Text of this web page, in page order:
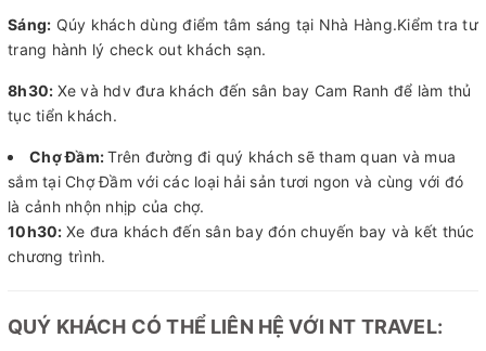
Sáng: Qúy khách dùng điểm tâm sáng tại Nhà Hàng.Kiểm tra tư
trang hành lý check out khách sạn.
8h30: Xe và hdv đưa khách đến sân bay Cam Ranh để làm thủ
tục tiển khách.
Chợ Đầm:Trên đường đi quý khách sẽ tham quan và mua
sắm tại Chợ Đầm với các loại hải sản tươi ngon và cùng với đó
là cảnh nhộn nhịp của chợ.
10h30: Xe đưa khách đến sân bay đón chuyến bay và kết thúc
chương trình.
QUÝ KHÁCH CÓ THỂ LIÊN HỆ VỚI NT TRAVEL: